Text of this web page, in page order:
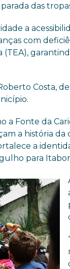
das
a
com
Costa,
a Fonte da
a história
a
para